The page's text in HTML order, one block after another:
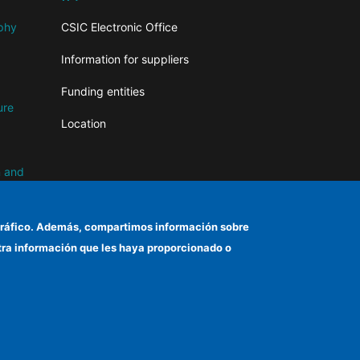
and
CSIC Electronic Office
Information for suppliers
Funding entities
Location
Además, compartimos información sobre
información que les haya proporcionado o